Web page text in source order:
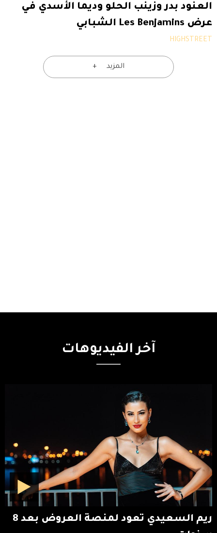
العنود بدر وزينب الحلو وديما الأسدي في
عرض Les Benjamins الشبابي
HIGHSTREET
المزيد
آخر الفيديوهات
ريم السعيدي تعود لمنصة العروض بعد 8